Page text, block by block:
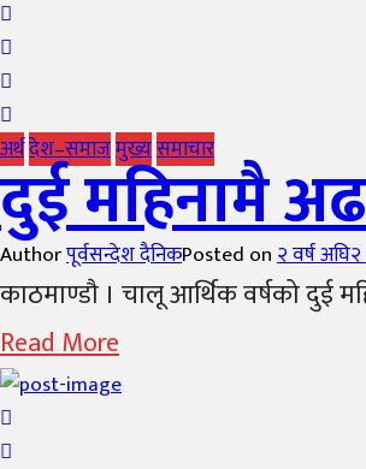
अर्थदेश–समाजमुख्यसमाचार
दुई महिनामै
Authorपूर्वसन्देश दैनिकPosted on२ वर्ष अघि२
काठमाण्डौ । चालू आर्थिक वर्षको दुई
Read More